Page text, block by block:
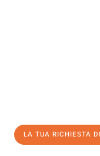
LA TUA RICHIESTA